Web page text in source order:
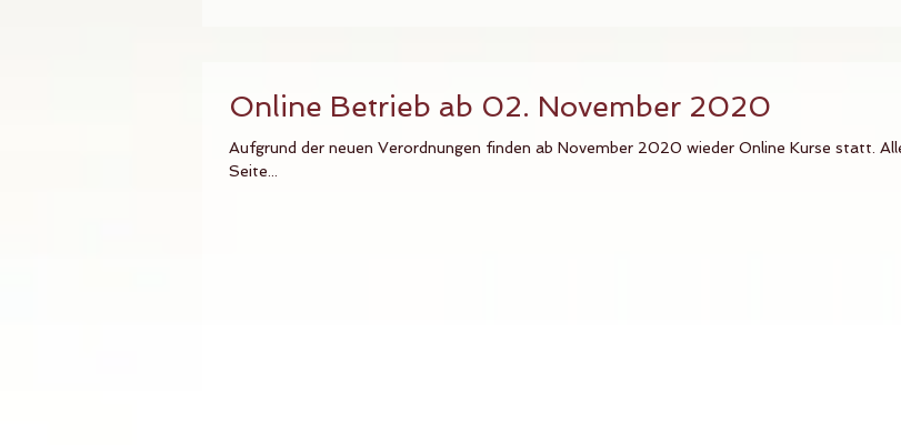
Online Betrieb ab 02. November 2020
Aufgrund der neuen Verordnungen finden ab November 2020 wieder Online Kurse statt.
Seite...